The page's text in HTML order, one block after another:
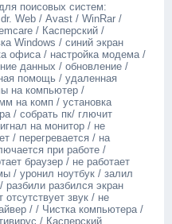
поисовых систем:
Wеb / Аvаst / WinRаr /
/ Касперский /
Windоws / синий экран
офиса / настройка модема /
данных / обновление /
помощь / удаленная
на компьютер /
на комп / установка
/ собрать пк/ глючит
на монитор / не
/ перегревается / на
при работе /
браузер / не работает
/ уронил ноутбук / залил
разбили разбился экран
отсутствует звук / не
/ / Чистка компьютера /
/ Касперский